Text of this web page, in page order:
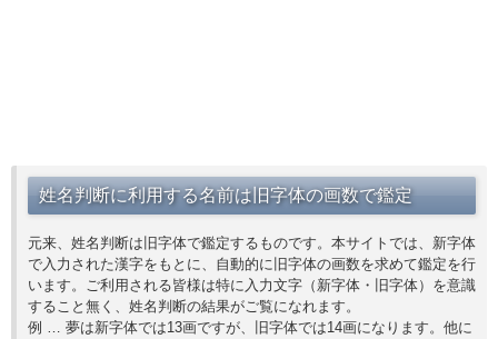
姓名判断に利用する名前は旧字体の画数で鑑定
元来、姓名判断は旧字体で鑑定するものです。本サイトでは、新字体
で入力された漢字をもとに、自動的に旧字体の画数を求めて鑑定を行
います。ご利用される皆様は特に入力文字（新字体・旧字体）を意識
すること無く、姓名判断の結果がご覧になれます。
例 … 夢は新字体では13画ですが、旧字体では14画になります。他に